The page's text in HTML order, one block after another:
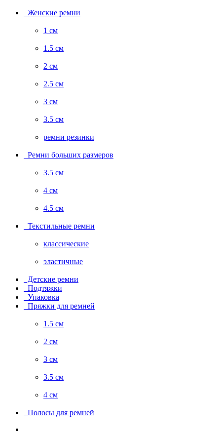
Женские ремни
1 см
1.5 см
2 см
2.5 см
3 см
3.5 см
ремни резинки
Ремни больших размеров
3.5 см
4 см
4.5 см
Текстильные ремни
классические
эластичные
Детские ремни
Подтяжки
Упаковка
Пряжки для ремней
1.5 см
2 см
3 см
3.5 см
4 см
Полосы для ремней